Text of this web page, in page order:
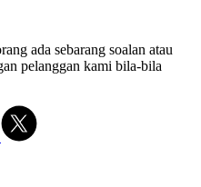
ada sebarang soalan atau
pelanggan kami bila-bila